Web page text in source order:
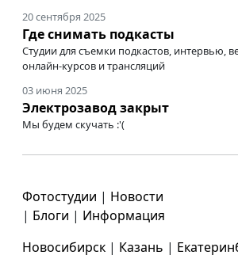
20 сентября 2025
Где снимать подкасты
Студии для съемки подкастов, интервью,
онлайн-курсов и трансляций
03 июня 2025
Электрозавод закрыт
Мы будем скучать :'(
Фотостудии | Новости
| Блоги | Информация
Новосибирск | Казань |